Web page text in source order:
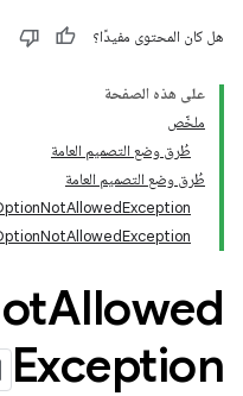
هل كان المحتوى مفيدًا؟
على هذه الصفحة
ملخّص
طُرق وضع التصميم العامة
طُرق وضع التصميم العامة
Allowed
Exception